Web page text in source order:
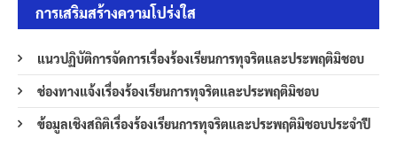
การเสริมสร้างความโปร่งใส
แนวปฏิบัติการจัดการเรื่องร้องเรียนการทุจริตและประพฤติมิชอบ
ช่องทางแจ้งเรื่องร้องเรียนการทุจริตและประพฤติมิชอบ
ข้อมูลเชิงสถิติเรื่องร้องเรียนการทุจริตและประพฤติมิชอบประจำปี